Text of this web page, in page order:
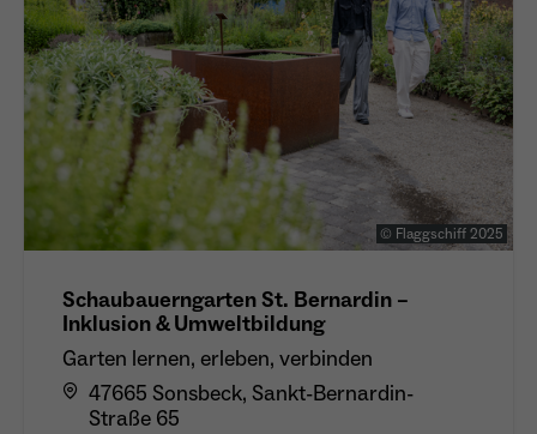
© Flaggschiff 2025
Schaubauerngarten St. Bernardin –
Inklusion & Umweltbildung
Garten lernen, erleben, verbinden
47665 Sonsbeck, Sankt-Bernardin-
Straße 65